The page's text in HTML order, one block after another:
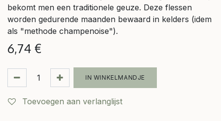
bekomt men een traditionele geuze. Deze flessen
worden gedurende maanden bewaard in kelders (idem
als "methode champenoise").
6,74 €
IN WINKELMANDJE
Toevoegen aan verlanglijst